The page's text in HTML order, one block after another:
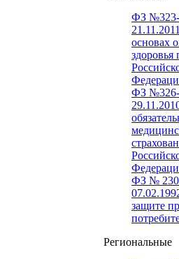
ФЗ
основах
здоровья
ФЗ
ФЗ №
защите
Региональные